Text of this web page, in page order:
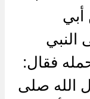
النبي
فقال:
الله صلى